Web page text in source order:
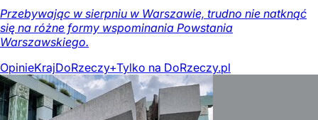
Przebywając w sierpniu w Warszawie, trudno nie natknąć
się na różne formy wspominania Powstania
Warszawskiego.
OpinieKrajDoRzeczy+Tylko na DoRzeczy.pl